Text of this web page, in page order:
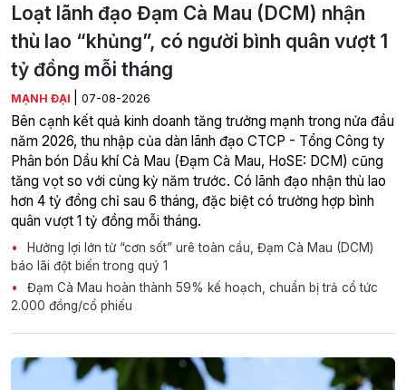
Loạt lãnh đạo Đạm Cà Mau (DCM) nhận
thù lao “khủng”, có người bình quân vượt 1
tỷ đồng mỗi tháng
MẠNH ĐẠI 07-08-2026
Bên cạnh kết quả kinh doanh tăng trưởng mạnh trong nửa đầu
năm 2026, thu nhập của dàn lãnh đạo CTCP - Tổng Công ty
Phân bón Dầu khí Cà Mau (Đạm Cà Mau, HoSE: DCM) cũng
tăng vọt so với cùng kỳ năm trước. Có lãnh đạo nhận thù lao
hơn 4 tỷ đồng chỉ sau 6 tháng, đặc biệt có trường hợp bình
quân vượt 1 tỷ đồng mỗi tháng.
Hưởng lợi lớn từ “cơn sốt” urê toàn cầu, Đạm Cà Mau (DCM)
báo lãi đột biến trong quý 1
Đạm Cà Mau hoàn thành 59% kế hoạch, chuẩn bị trả cổ tức
2.000 đồng/cổ phiếu